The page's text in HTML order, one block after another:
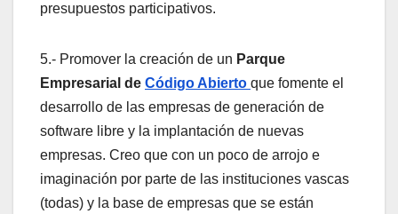
presupuestos participativos.
5.- Promover la creación de un Parque
Empresarial de Código Abierto que fomente el
desarrollo de las empresas de generación de
software libre y la implantación de nuevas
empresas. Creo que con un poco de arrojo e
imaginación por parte de las instituciones vascas
(todas) y la base de empresas que se están